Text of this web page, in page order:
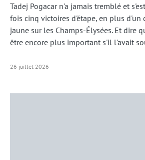
Tadej Pogacar n'a jamais tremblé et
fois cinq victoires d'étape, en plus
jaune sur les Champs-Élysées. Et dire
être encore plus important s'il l'avait
26 juillet 2026